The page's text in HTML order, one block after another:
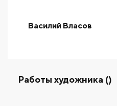
Василий Власов
Работы художника ()